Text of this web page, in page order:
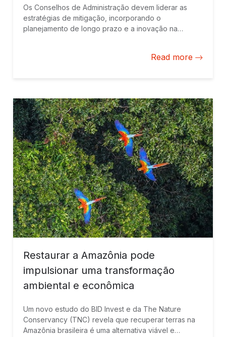
Os Conselhos de Administração devem liderar as
estratégias de mitigação, incorporando o
planejamento de longo prazo e a inovação na
resiliência, oportunidade e vantagem competitiva em
Read more
Restaurar a Amazônia pode
impulsionar uma transformação
ambiental e econômica
Um novo estudo do BID Invest e da The Nature
Conservancy (TNC) revela que recuperar terras na
Amazônia brasileira é uma alternativa viável e